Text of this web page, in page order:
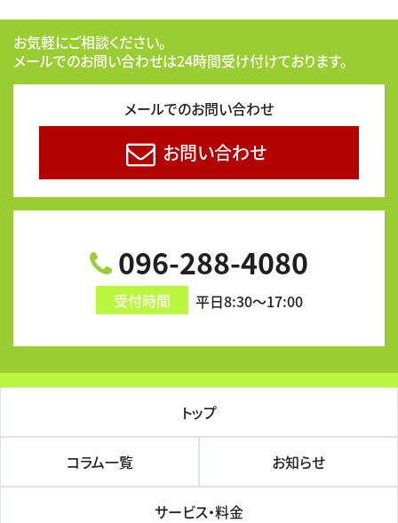
お気軽にご相談ください。
メールでのお問い合わせは24時間受け付けております。
メールでのお問い合わせ
お問い合わせ
096-288-4080
受付時間 平日8:30～17:00
トップ
コラム一覧 お知らせ
サービス・料金